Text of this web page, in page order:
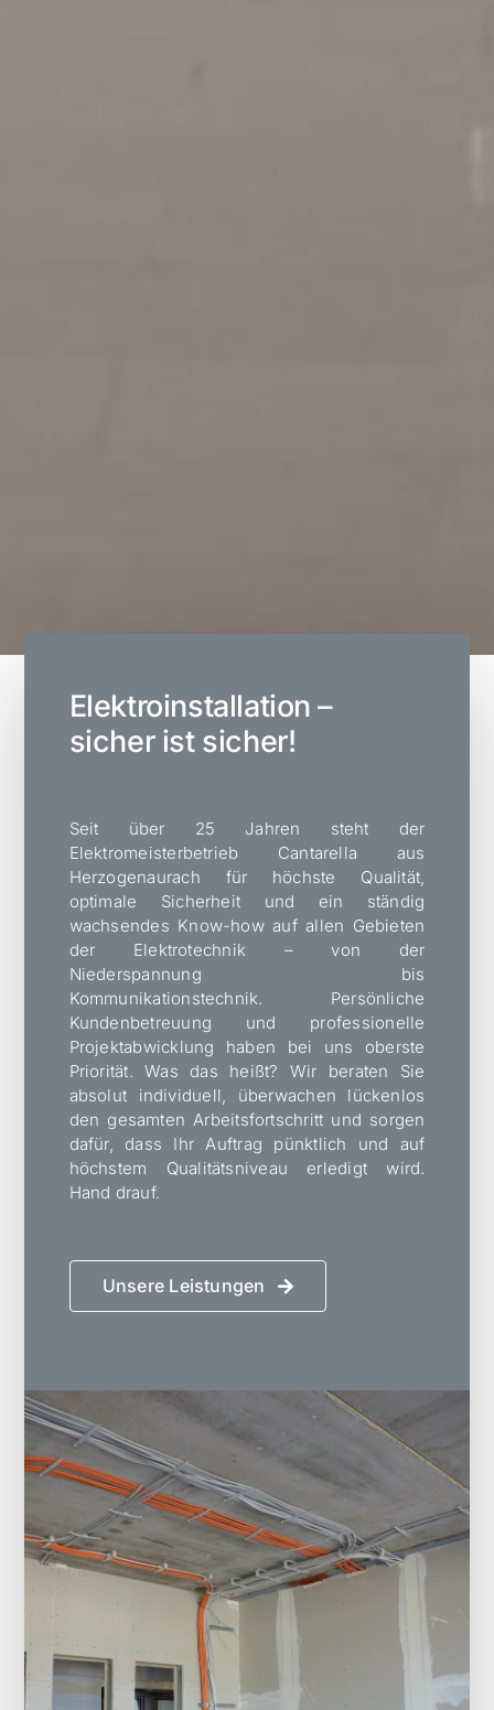
Elektroinstallation –
sicher ist sicher!
Seit über 25 Jahren steht der
Elektromeisterbetrieb Cantarella aus
Herzogenaurach für höchste Qualität,
optimale Sicherheit und ein ständig
wachsendes Know-how auf allen Gebieten
der Elektrotechnik – von der
Niederspannung bis
Kommunikationstechnik. Persönliche
Kundenbetreuung und professionelle
Projektabwicklung haben bei uns oberste
Priorität. Was das heißt? Wir beraten Sie
absolut individuell, überwachen lückenlos
den gesamten Arbeitsfortschritt und sorgen
dafür, dass Ihr Auftrag pünktlich und auf
höchstem Qualitätsniveau erledigt wird.
Hand drauf.
Unsere Leistungen